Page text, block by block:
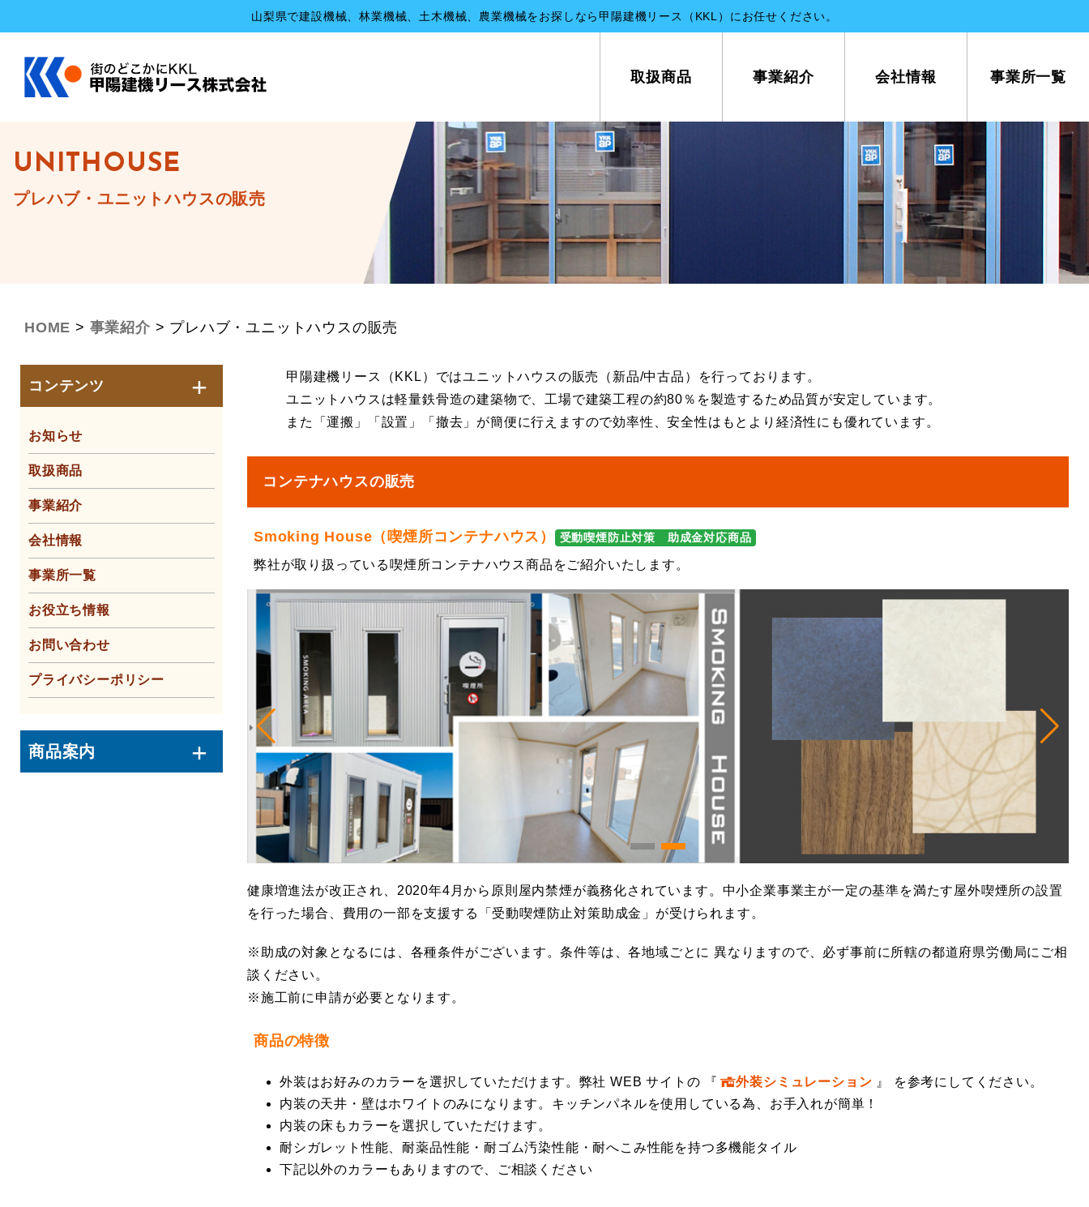
山梨県で建設機械、林業機械、土木機械、農業機械をお探しなら甲陽建機リース（KKL）にお任せください。
取扱商品 事業紹介 会社情報 事業所一覧
UNITHOUSE
プレハブ・ユニットハウスの販売
HOME > 事業紹介 > プレハブ・ユニットハウスの販売
甲陽建機リース（KKL）ではユニットハウスの販売（新品/中古品）を行っております。
ユニットハウスは軽量鉄骨造の建築物で、工場で建築工程の約80％を製造するため品質が安定しています。
また「運搬」「設置」「撤去」が簡便に行えますので効率性、安全性はもとより経済性にも優れています。
コンテナハウスの販売
Smoking House（喫煙所コンテナハウス） 受動喫煙防止対策 助成金対応商品
弊社が取り扱っている 喫煙所コンテナハウス商品をご紹介いたします。
健康増進法が改正され、2020年4月から原則屋内禁煙が義務化されています。中小企業事業主が一定の基準を満たす屋外喫煙所の設置
を行った場合、費用の一部を支援する「受動喫煙防止対策助成金」が受けられます。
※助成の対象となるには、各種条件がございます。条件等は、各地域ごとに 異なりますので、必ず事前に所轄の都道府県労働局にご相
談ください。
※施工前に申請が必要となります。
商品の特徴
外装はお好みのカラーを選択していただけます。弊社 WEB サイトの 『 外装シミュレーション 』 を参考にしてください。
内装の天井・壁はホワイトのみになります。キッチンパネルを使用している為、お手入れが簡単！
内装の床もカラーを選択していただけます。
耐シガレット性能、耐薬品性能・耐ゴム汚染性能・耐へこみ性能を持つ多機能タイル
下記以外のカラーもありますので、ご相談ください
コンテンツ
お知らせ
取扱商品
事業紹介
会社情報
事業所一覧
お役立ち情報
お問い合わせ
プライバシーポリシー
商品案内